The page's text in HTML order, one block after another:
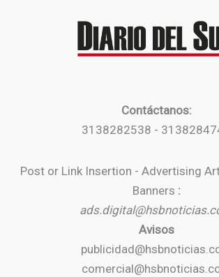
Contáctanos:
3138282538 -
Post or Link Insertion - Advertising
Banners :
Avisos